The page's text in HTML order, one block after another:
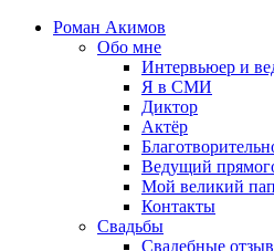
Роман Акимов
Обо мне
Интервьюер и
Я в СМИ
Диктор
Актёр
Ведущий
Мой великий
Контакты
Свадьбы
Свадебные